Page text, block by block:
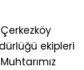
ekipleri